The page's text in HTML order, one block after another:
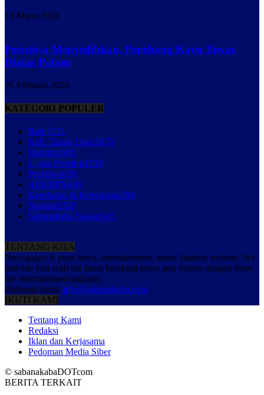
18 Maret 2020
Peristiwa Menyedihkan, Penebang Kayu Tewas
Diatas Pohon
25 Februari 2020
KATEGORI POPULER
Baru5721
Kab. Tanah Datar2670
Hukrim1981
Lintas Propinsi1159
Peristiwa656
ATR/BPN446
Kesehatan & Kebugaran394
Nasional358
Sabanakaba Nagari345
TENTANG KITA
Newspaper is your news, entertainment, music fashion website. We
provide you with the latest breaking news and videos straight from
the entertainment industry.
Hubungi kami: info@sabanakaba.com
IKUTI KAMI
Tentang Kami
Redaksi
Iklan dan Kerjasama
Pedoman Media Siber
© sabanakabaDOTcom
BERITA TERKAIT